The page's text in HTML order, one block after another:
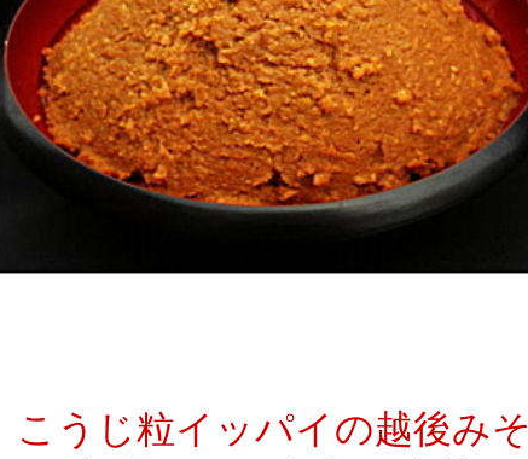
こうじ粒イッパイの越後みそ